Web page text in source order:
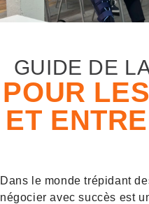
GUIDE DE
POUR
ET
Dans le monde trépidant
négocier avec succès est